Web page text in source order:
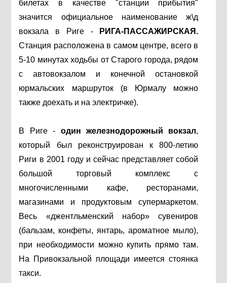
билетах в качестве "станции прибытия"
значится официальное наименование ж\д
вокзала в Риге -
РИГА-ПАССАЖИРСКАЯ.
Станция расположена в самом центре, всего в
5-10 минутах ходьбы от Старого города, рядом
с автовокзалом и конечной остановкой
юрмальских маршруток (в Юрмалу можно
также доехать и на электричке).
В Риге - один железнодорожный вокзал,
который был реконструирован к 800-летию
Риги в 2001 году и сейчас представляет собой
большой торговый комплекс с
многочисленными кафе, ресторанами,
магазинами и продуктовым супермаркетом.
Весь «джентльменский набор» сувениров
(бальзам, конфеты, янтарь, ароматное мыло),
при необходимости можно купить прямо там.
На Привокзальной площади имеется стоянка
такси.